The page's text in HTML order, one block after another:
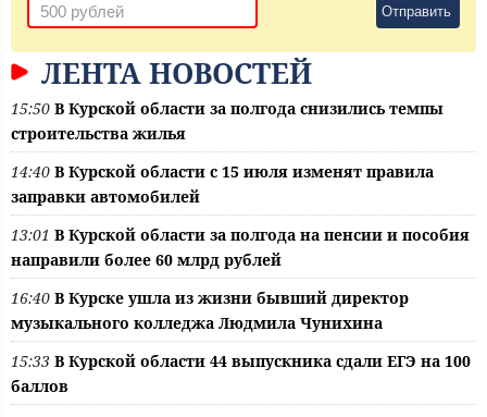
Отправить
ЛЕНТА НОВОСТЕЙ
15:50 В Курской области за полгода снизились темпы
строительства жилья
14:40 В Курской области с 15 июля изменят правила
заправки автомобилей
13:01 В Курской области за полгода на пенсии и пособия
направили более 60 млрд рублей
16:40 В Курске ушла из жизни бывший директор
музыкального колледжа Людмила Чунихина
15:33 В Курской области 44 выпускника сдали ЕГЭ на 100
баллов